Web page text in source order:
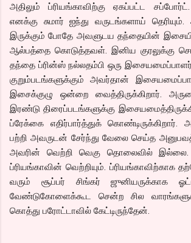
அதிலும் ப்ரியங்காவிற்கு ஏகப்பட்ட
எனக்கு சுமார் ஐந்து வருடங்களாய்
இருக்கும் போதே அவளுடய தந்தையின்
ஆல்பத்தை கொடுத்தவள். இனிய குரலுக்கு
தந்தை ப்ரின்ஸ் நல்லதம்பி ஒரு
குறும்படங்களுக்கும் அவர்தான்
இசைக்குழு ஒன்றை வைத்திருக்கிறார்.
இரண்டு திரைப்படங்களுக்கு
ப்ரேக்கை எதிர்பார்த்துக்
பற்றி அவருடன் சேர்ந்து வேலை செய்த
அவரின் வெற்றி வெகு தொலைவில்
ப்ரியங்காவின் வெற்றியும். ப்ரியங்காவிற்காக
வரும் சூப்பர் சிங்கர் ஜுனியருக்காக
வேண்டுகோளைக்கூட சென்ற சில
கொத்து பரோட்டாவில் கேட்டிருந்தேன்.